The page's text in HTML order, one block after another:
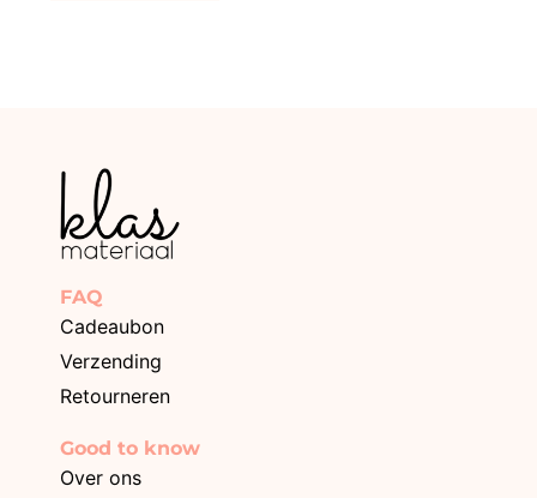
FAQ
Cadeaubon
Verzending
Retourneren
Good to know
Over ons